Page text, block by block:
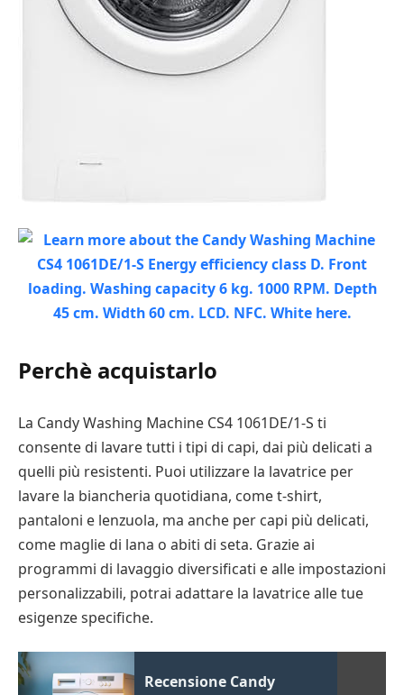
Perchè acquistarlo
La Candy Washing Machine CS4 1061DE/1-S ti
consente di lavare tutti i tipi di capi, dai più delicati a
quelli più resistenti. Puoi utilizzare la lavatrice per
lavare la biancheria quotidiana, come t-shirt,
pantaloni e lenzuola, ma anche per capi più delicati,
come maglie di lana o abiti di seta. Grazie ai
programmi di lavaggio diversificati e alle impostazioni
personalizzabili, potrai adattare la lavatrice alle tue
esigenze specifiche.
Recensione Candy